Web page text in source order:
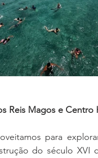
Reis Magos e Centro
para
do século XVI